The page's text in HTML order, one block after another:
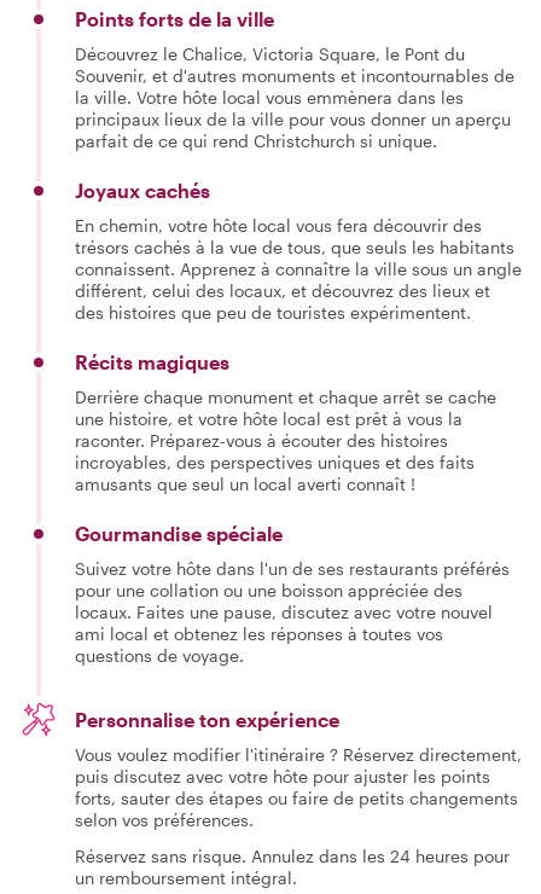
Points forts de la ville
Découvrez le Chalice, Victoria Square, le Pont du
Souvenir, et d'autres monuments et incontournables de
la ville. Votre hôte local vous emmènera dans les
principaux lieux de la ville pour vous donner un aperçu
parfait de ce qui rend Christchurch si unique.
Joyaux cachés
En chemin, votre hôte local vous fera découvrir des
trésors cachés à la vue de tous, que seuls les habitants
connaissent. Apprenez à connaître la ville sous un angle
différent, celui des locaux, et découvrez des lieux et
des histoires que peu de touristes expérimentent.
Récits magiques
Derrière chaque monument et chaque arrêt se cache
une histoire, et votre hôte local est prêt à vous la
raconter. Préparez-vous à écouter des histoires
incroyables, des perspectives uniques et des faits
amusants que seul un local averti connaît !
Gourmandise spéciale
Suivez votre hôte dans l'un de ses restaurants préférés
pour une collation ou une boisson appréciée des
locaux. Faites une pause, discutez avec votre nouvel
ami local et obtenez les réponses à toutes vos
questions de voyage.
Personnalise ton expérience
Vous voulez modifier l'itinéraire ? Réservez directement,
puis discutez avec votre hôte pour ajuster les points
forts, sauter des étapes ou faire de petits changements
selon vos préférences.
Réservez sans risque. Annulez dans les 24 heures pour
un remboursement intégral.